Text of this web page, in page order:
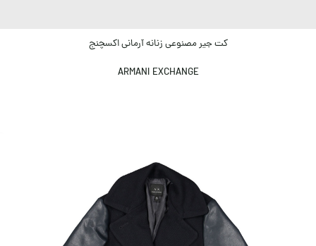
کت جیر مصنوعی زنانه آرمانی اکسچنج
ARMANI EXCHANGE